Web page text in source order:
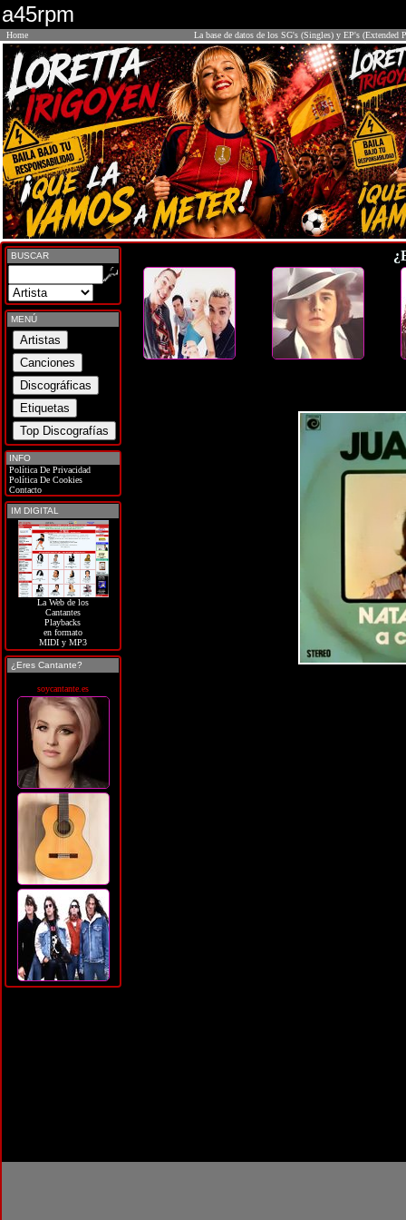
a45rpm
Home La base de datos de los SG's (Singles) y EP's (Extended
BUSCAR
MENÚ
INFO
Política De Privacidad
Política De Cookies
Contacto
IM DIGITAL
La Web de los
Cantantes
Playbacks
en formato
MIDI y MP3
¿Eres Cantante?
soycantante.es